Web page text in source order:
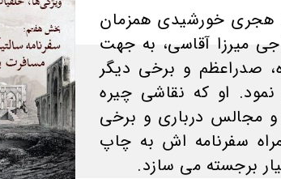
سالتیکوف، شاهزاده‌ی روسی در سال 1217 هجری خورشیدی همزمان
میرزا آقاسی، به جهت
صدراعظم و برخی دیگر
او که نقاشی چیره
و مجالس درباری و برخی
سفرنامه اش به چاپ
برجسته می سازد.